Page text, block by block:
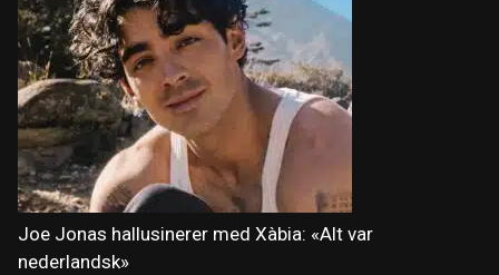
Joe Jonas hallusinerer med Xàbia: «Alt var
nederlandsk»